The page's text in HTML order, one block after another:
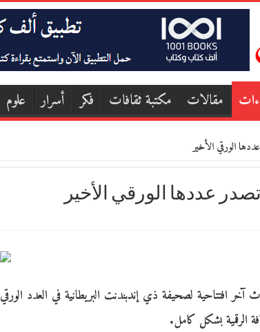
مقالات مكتبة ثقافات فكر أسرار علوم
الورقي الأخير
عددها الورقي الأخير
افتتاحية لصحيفة ذي إندبندنت البريطانية في العدد الورقي
الرقمية بشكل كامل.